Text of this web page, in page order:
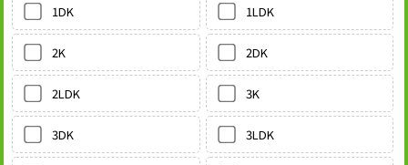
1DK 1LDK
2K 2DK
2LDK 3K
3DK 3LDK